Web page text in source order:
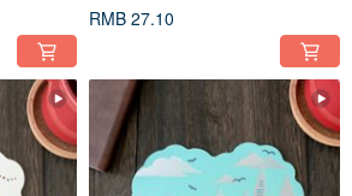
RMB 27.10